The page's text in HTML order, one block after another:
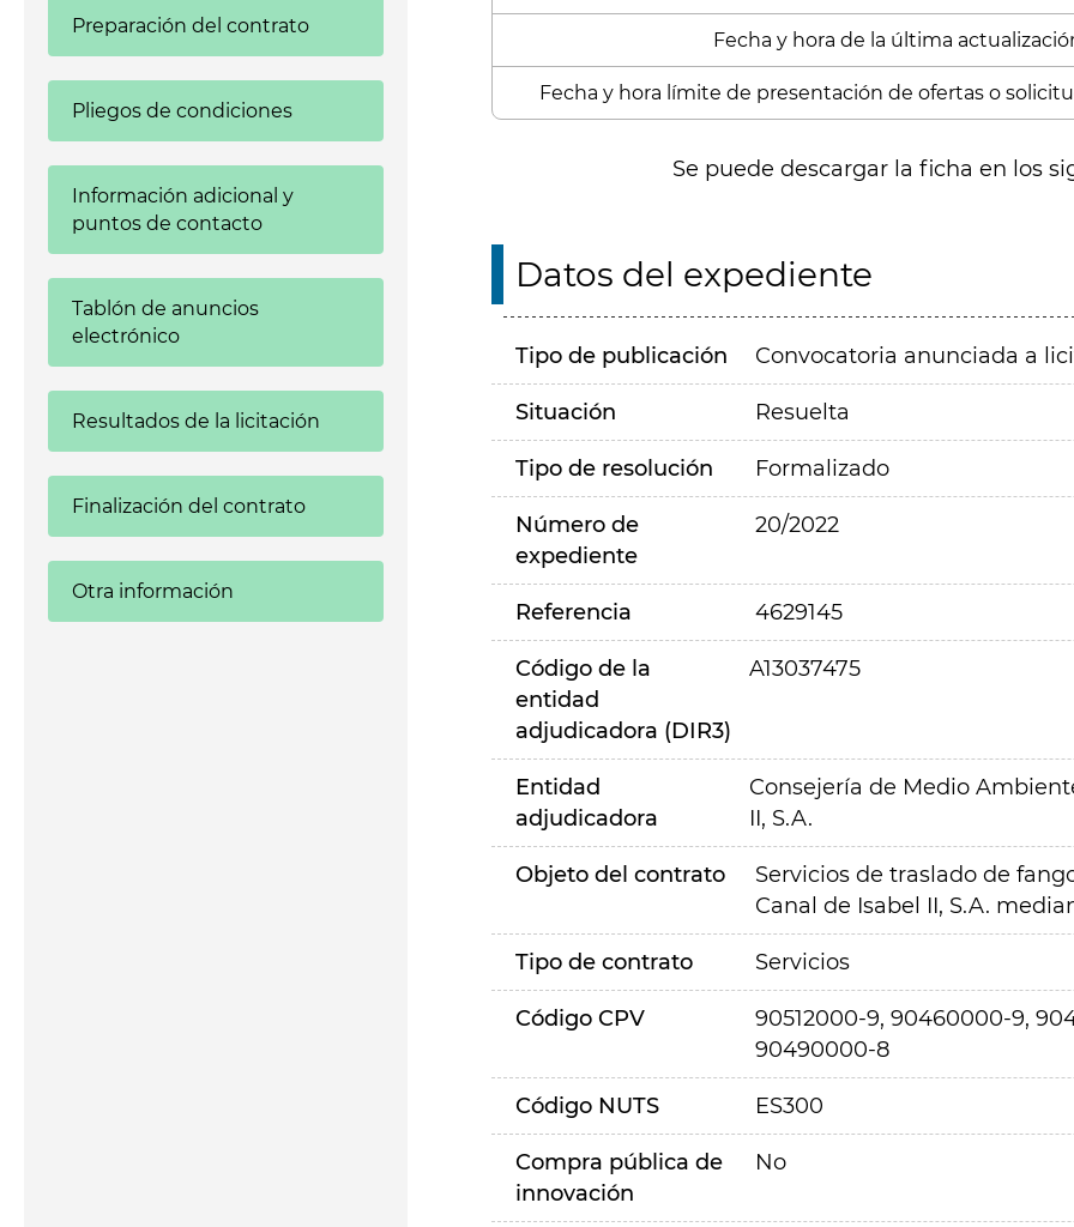
Preparación del contrato
Pliegos de condiciones
Información adicional y
puntos de contacto
Tablón de anuncios
electrónico
Resultados de la licitación
Finalización del contrato
Otra información
Fecha y hora de la última
Fecha y hora límite de presentación de ofertas o
Se puede descargar la ficha en los
Datos del expediente
Tipo de publicación Convocatoria anunciada a
Situación Resuelta
Tipo de resolución Formalizado
Número de
expediente
20/2022
Referencia 4629145
Código de la
entidad
adjudicadora (DIR3)
A13037475
Entidad
adjudicadora
Consejería de Medio
II, S.A.
Objeto del contrato
Servicios de traslado de
Canal de Isabel II, S.A.
Tipo de contrato Servicios
Código CPV
90512000-9, 90460000-9,
90490000-8
Código NUTS ES300
Compra pública de
innovación
No